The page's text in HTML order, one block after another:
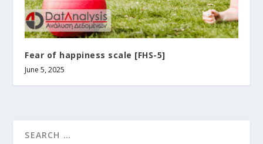
Fear of happiness scale [FHS-5]
June 5, 2025